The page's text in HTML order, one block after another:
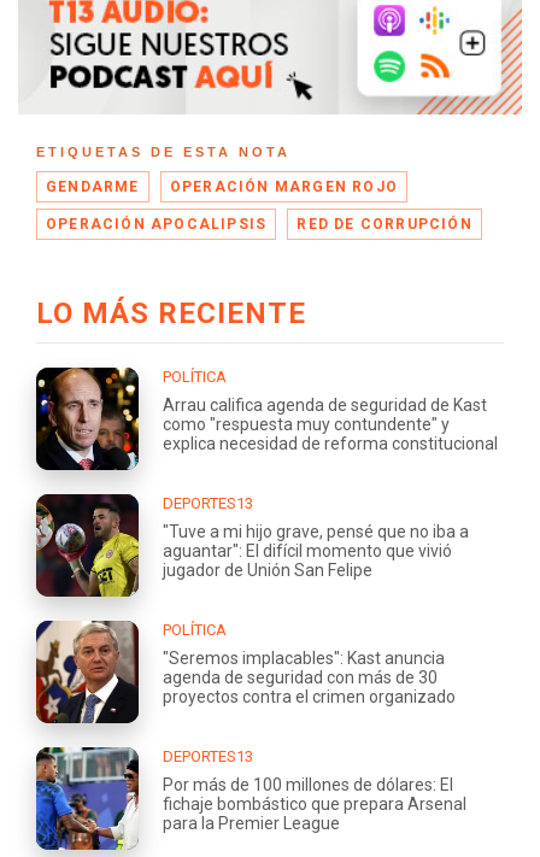
ETIQUETAS DE ESTA NOTA
GENDARME OPERACIÓN MARGEN ROJO
OPERACIÓN APOCALIPSIS RED DE CORRUPCIÓN
LO MÁS RECIENTE
POLÍTICA
Arrau califica agenda de seguridad de Kast
como "respuesta muy contundente" y
explica necesidad de reforma constitucional
DEPORTES13
"Tuve a mi hijo grave, pensé que no iba a
aguantar": El difícil momento que vivió
jugador de Unión San Felipe
POLÍTICA
"Seremos implacables": Kast anuncia
agenda de seguridad con más de 30
proyectos contra el crimen organizado
DEPORTES13
Por más de 100 millones de dólares: El
fichaje bombástico que prepara Arsenal
para la Premier League